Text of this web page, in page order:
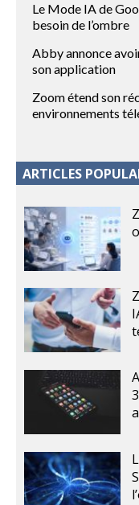
Le Mode IA de
besoin de l’ombre
Abby annonce
son application
Zoom étend son
environnements
ARTICLES